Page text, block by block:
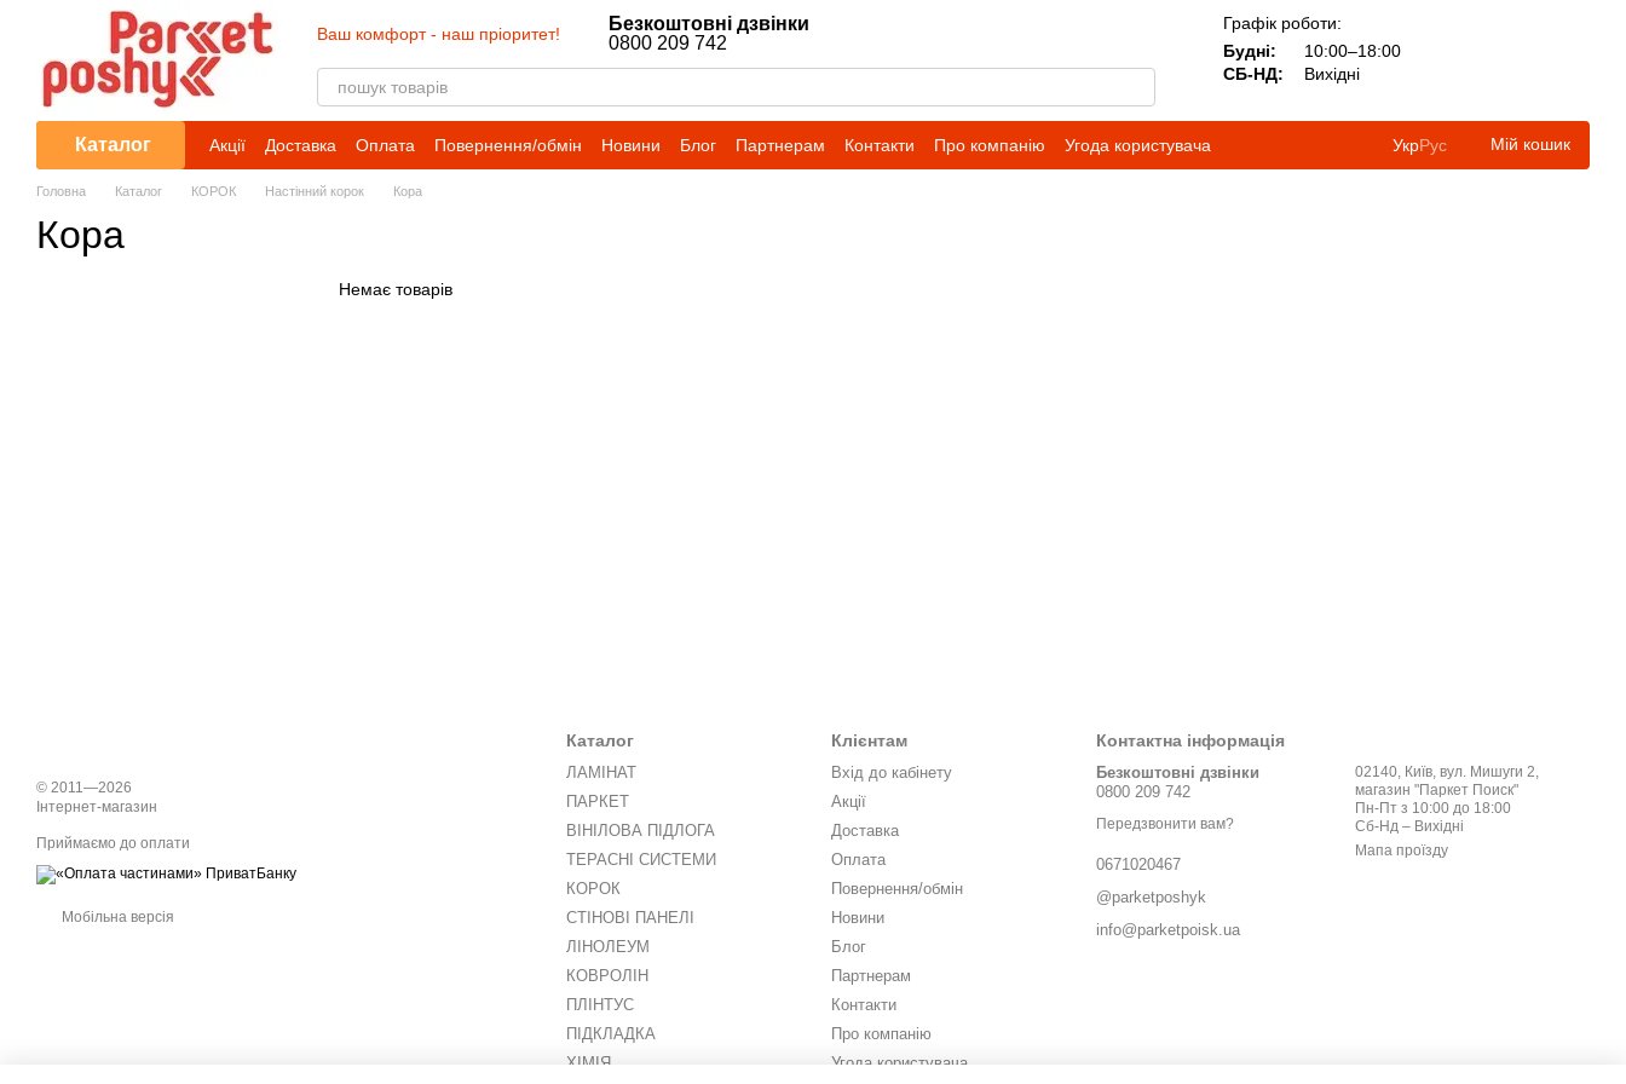
Перейти до основного контенту
Ваш комфорт - наш пріоритет!
Безкоштовні дзвінки
0800 209 742
Графік роботи:
Будні:
10:00–18:00
СБ-НД:
Вихідні
Каталог Акції Доставка Оплата Повернення/обмін Новини Блог Партнерам Контакти Про компанію Угода користувача УкрРус Мій кошик
Головна Каталог КОРОК Настінний корок Кора
Кора
Немає товарів
© 2011—2026
Інтернет-магазин
Приймаємо до оплати
Мобільна версія
Каталог
ЛАМІНАТ
ПАРКЕТ
ВІНІЛОВА ПІДЛОГА
ТЕРАСНІ СИСТЕМИ
КОРОК
СТІНОВІ ПАНЕЛІ
ЛІНОЛЕУМ
КОВРОЛІН
ПЛІНТУС
ПІДКЛАДКА
ХІМІЯ
Клієнтам
Вхід до кабінету
Акції
Доставка
Оплата
Повернення/обмін
Новини
Блог
Партнерам
Контакти
Про компанію
Угода користувача
Контактна інформація
Безкоштовні дзвінки
0800 209 742
Передзвонити вам?
0671020467
@parketposhyk
info@parketpoisk.ua
02140, Київ, вул. Мишуги 2,
магазин "Паркет Поиск"
Пн-Пт з 10:00 до 18:00
Сб-Нд – Вихідні
Мапа проїзду